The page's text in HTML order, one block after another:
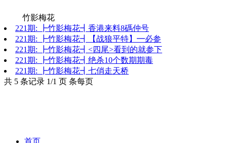
竹影梅花
221期: ┣竹影梅花┫香港来料8碼仲号
221期: ┣竹影梅花┫【战狼平特】━必参
221期: ┣竹影梅花┫<四尾>看到的就参下
221期: ┣竹影梅花┫绝杀10个数期期毒
221期: ┣竹影梅花┫七俏走天桥
共 5 条记录 1/1 页 条每页
首页